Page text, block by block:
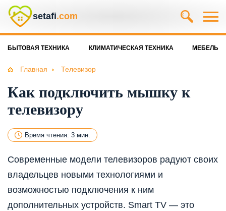
setafi.com
БЫТОВАЯ ТЕХНИКА КЛИМАТИЧЕСКАЯ ТЕХНИКА МЕБЕЛЬ
Главная Телевизор
Как подключить мышку к
телевизору
Время чтения: 3 мин.
Современные модели телевизоров радуют своих
владельцев новыми технологиями и
возможностью подключения к ним
дополнительных устройств. Smart TV — это